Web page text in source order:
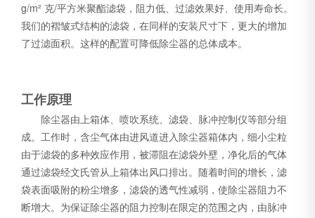
g/m² 克/平方米聚酯滤袋，阻力低、过滤效果好、使用寿命长。
我们的褶皱式结构的滤袋，在同样的安装尺寸下，更大的增加
了过滤面积。这样的配置可降低除尘器的总体成本。
工作原理
除尘器由上箱体、喷吹系统、滤袋、脉冲控制仪等部分组
成。工作时，含尘气体由进风道进入除尘器箱体内，细小尘粒
由于滤袋的多种效应作用，被滞阻在滤袋外壁，净化后的气体
通过滤袋经文氏管从上箱体出风口排出。随着时间的增长，滤
袋表面吸附的粉尘增多，滤袋的透气性减弱，使除尘器阻力不
断增大。为保证除尘器的阻力控制在限定的范围之内，由脉冲